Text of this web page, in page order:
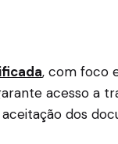
, com foco
acesso a
dos